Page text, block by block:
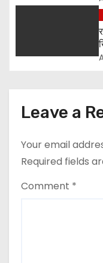
Leave a
Your email
Required fields
Comment *